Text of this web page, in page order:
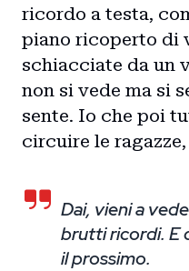
ricordo a testa,
piano ricoperto di
schiacciate da un
non si vede ma si
sente. Io che poi
circuire le
Dai, vieni a
brutti ricordi. E
il prossimo.